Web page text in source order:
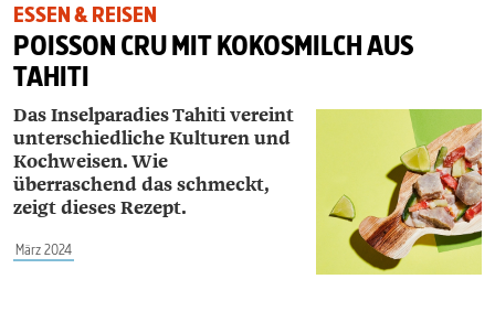
ESSEN & REISEN
POISSON CRU MIT KOKOSMILCH AUS
TAHITI
Das Inselparadies Tahiti vereint
unterschiedliche Kulturen und
Kochweisen. Wie
überraschend das schmeckt,
zeigt dieses Rezept.
März 2024